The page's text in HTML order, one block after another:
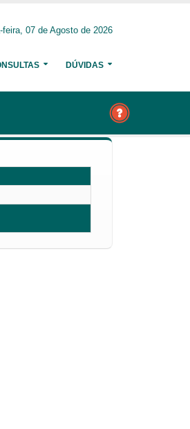
07 de Agosto de 2026
DÚVIDAS